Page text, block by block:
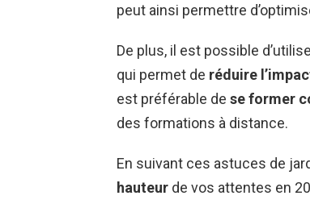
peut ainsi permettre
De plus, il est possible
qui permet de réduire
est préférable de se former
des formations à distance.
En suivant ces astuces de
hauteur de vos attentes en